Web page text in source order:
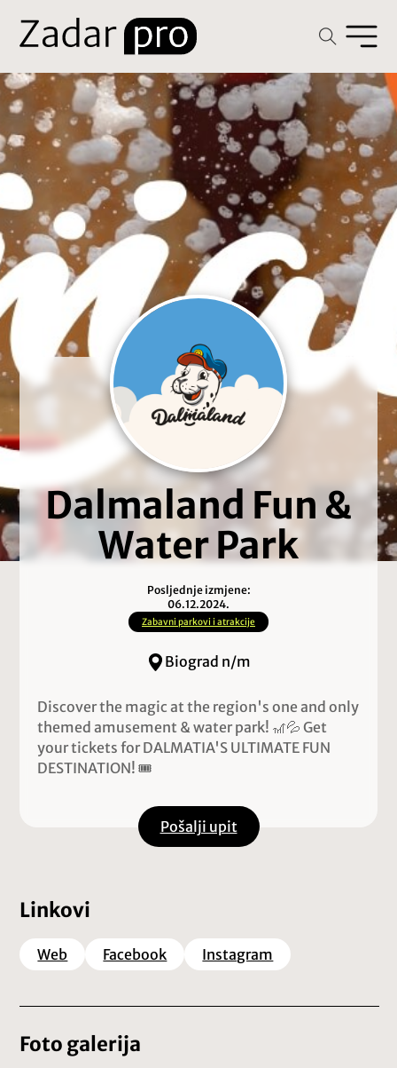
Dalmaland Fun &
Water Park
Posljednje izmjene:
06.12.2024.
Zabavni parkovi i atrakcije
Discover the magic at the region's one and only
themed amusement & water park! 🎢💦 Get
your tickets for DALMATIA'S ULTIMATE FUN
DESTINATION! 🎟
Biograd n/m
Pošalji upit
Linkovi
Web Facebook Instagram
Foto galerija